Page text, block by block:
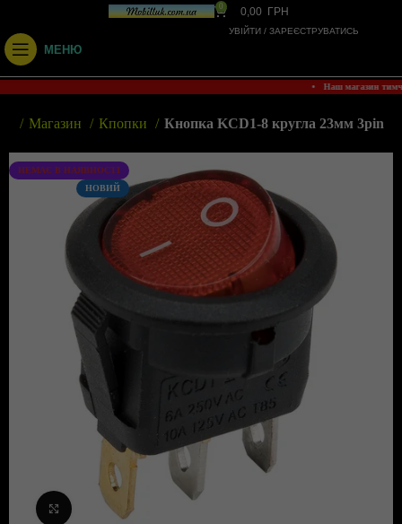
0 0,00 ГРН
УВІЙТИ / ЗАРЕЄСТРУВАТИСЬ
МЕНЮ
• Наш магазин
Магазин Кпопки Кнопка KCD1-8 кругла 23мм 3pin
НЕМАЄ В НАЯВНОСТІ
НОВИЙ
Клацніть, щоб збільшити